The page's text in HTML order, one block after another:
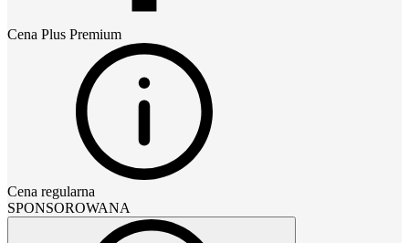
Cena Plus Premium
Cena regularna
SPONSOROWANA